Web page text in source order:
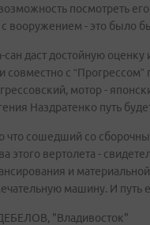
посмотреть
вооружением - это было
даст достойную оценку
совместно с “Прогрессом”
мотор -
Наздратенко путь
что сошедший со
этого вертолета -
и
машину. И путь
"Владивосток"